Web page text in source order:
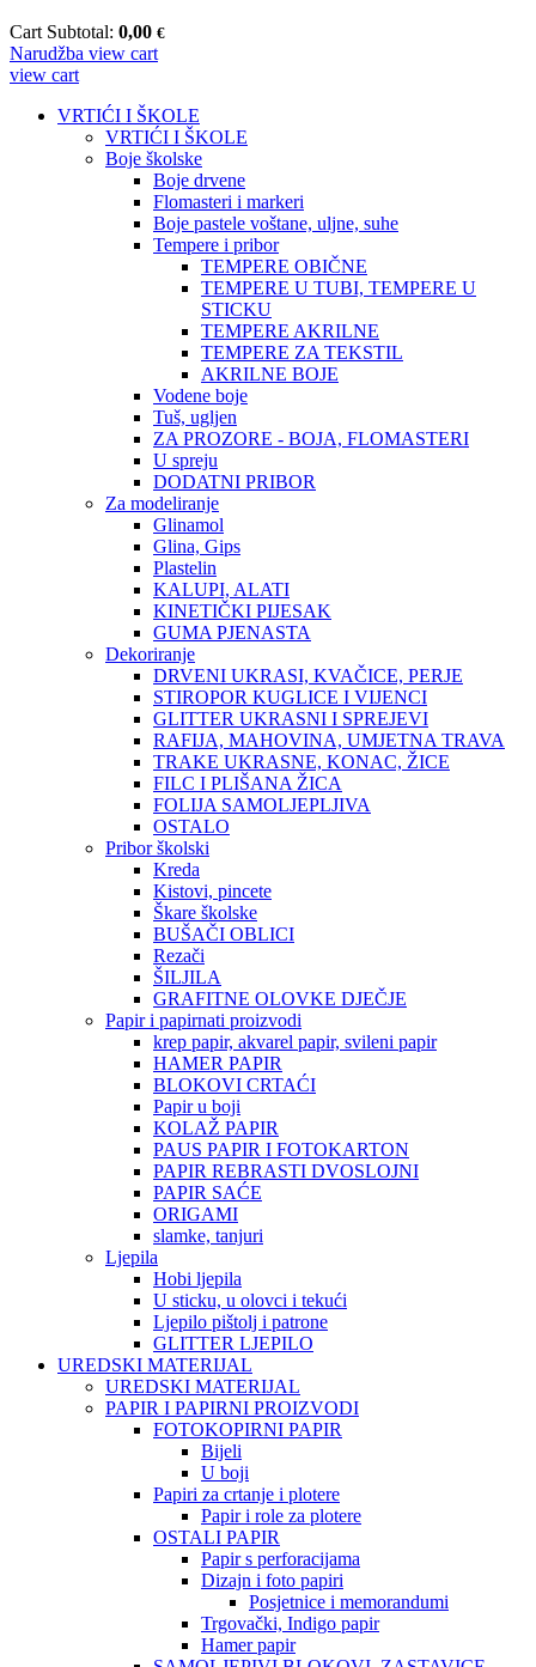
Cart Subtotal: 0,00 €
Narudžba view cart
view cart
VRTIĆI I ŠKOLE
VRTIĆI I ŠKOLE
Boje školske
Boje drvene
Flomasteri i markeri
Boje pastele voštane, uljne, suhe
Tempere i pribor
TEMPERE OBIČNE
TEMPERE U TUBI, TEMPERE U
STICKU
TEMPERE AKRILNE
TEMPERE ZA TEKSTIL
AKRILNE BOJE
Vodene boje
Tuš, ugljen
ZA PROZORE - BOJA, FLOMASTERI
U spreju
DODATNI PRIBOR
Za modeliranje
Glinamol
Glina, Gips
Plastelin
KALUPI, ALATI
KINETIČKI PIJESAK
GUMA PJENASTA
Dekoriranje
DRVENI UKRASI, KVAČICE, PERJE
STIROPOR KUGLICE I VIJENCI
GLITTER UKRASNI I SPREJEVI
RAFIJA, MAHOVINA, UMJETNA TRAVA
TRAKE UKRASNE, KONAC, ŽICE
FILC I PLIŠANA ŽICA
FOLIJA SAMOLJEPLJIVA
OSTALO
Pribor školski
Kreda
Kistovi, pincete
Škare školske
BUŠAČI OBLICI
Rezači
ŠILJILA
GRAFITNE OLOVKE DJEČJE
Papir i papirnati proizvodi
krep papir, akvarel papir, svileni papir
HAMER PAPIR
BLOKOVI CRTAĆI
Papir u boji
KOLAŽ PAPIR
PAUS PAPIR I FOTOKARTON
PAPIR REBRASTI DVOSLOJNI
PAPIR SAĆE
ORIGAMI
slamke, tanjuri
Ljepila
Hobi ljepila
U sticku, u olovci i tekući
Ljepilo pištolj i patrone
GLITTER LJEPILO
UREDSKI MATERIJAL
UREDSKI MATERIJAL
PAPIR I PAPIRNI PROIZVODI
FOTOKOPIRNI PAPIR
Bijeli
U boji
Papiri za crtanje i plotere
Papir i role za plotere
OSTALI PAPIR
Papir s perforacijama
Dizajn i foto papiri
Posjetnice i memorandumi
Trgovački, Indigo papir
Hamer papir